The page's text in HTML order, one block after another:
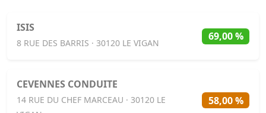
ISIS
8 RUE DES BARRIS · 30120 LE VIGAN
69,00 %
CEVENNES CONDUITE
14 RUE DU CHEF MARCEAU · 30120 LE
58,00 %